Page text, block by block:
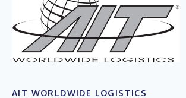
AIT WORLDWIDE LOGISTICS